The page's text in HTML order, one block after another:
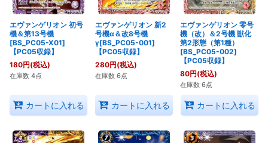
エヴァンゲリオン 初号
機＆第13号機
[BS_PC05-X01]
【PC05収録】
180円(税込)
在庫数 4点
カートに入れる
エヴァンゲリオン 新2
号機α＆改8号機
γ[BS_PC05-001]
【PC05収録】
280円(税込)
在庫数 6点
カートに入れる
エヴァンゲリオン 零号
機（改）＆2号機 獣化
第2形態（第1種）
[BS_PC05-002]
【PC05収録】
80円(税込)
在庫数 6点
カートに入れる